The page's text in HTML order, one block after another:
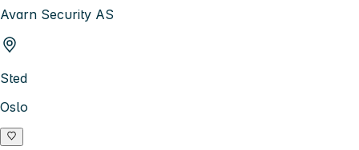
Avarn Security AS
Sted
Oslo